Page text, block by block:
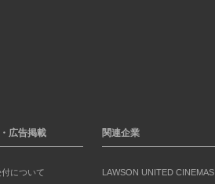
広告掲載
について
関連企業
LAWSON UNITED CINEMAS